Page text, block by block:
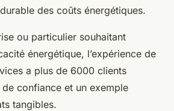
des coûts énergétiques.
ou particulier souhaitant
énergétique, l’expérience de
a plus de 6000 clients
confiance et un exemple
tangibles.